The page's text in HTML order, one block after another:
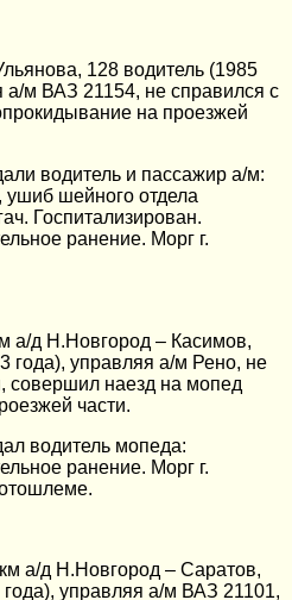
128 водитель (1985
а/м ВАЗ 21154, не справился с
на проезжей
водитель и пассажир а/м:
шейного отдела
Госпитализирован.
ранение. Морг г.
а/д Н.Новгород – Касимов,
года), управляя а/м Рено, не
совершил наезд на мопед
части.
водитель мопеда:
ранение. Морг г.
а/д Н.Новгород – Саратов,
года), управляя а/м ВАЗ 21101,